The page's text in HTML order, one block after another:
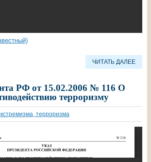
ЧИТАТЬ ДАЛЕЕ
РФ от 15.02.2006 № 116 О
терроризму
терроризма